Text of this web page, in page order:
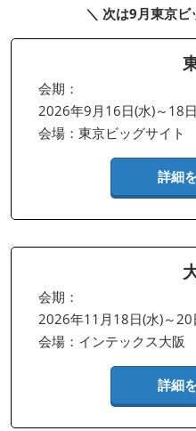
＼ 次は9月東京
会期：
2026年9月16日(水)～18
会場：東京ビッグサイト
詳細
会期：
2026年11月18日(水)～20
会場：インテックス大阪
詳細